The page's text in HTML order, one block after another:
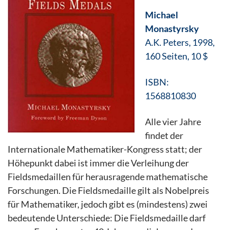
Michael
Monastyrsky
A.K. Peters, 1998,
160 Seiten, 10 $
ISBN:
1568810830
Alle vier Jahre
findet der
Internationale Mathematiker-Kongress statt; der
Höhepunkt dabei ist immer die Verleihung der
Fieldsmedaillen für herausragende mathematische
Forschungen. Die Fieldsmedaille gilt als Nobelpreis
für Mathematiker, jedoch gibt es (mindestens) zwei
bedeutende Unterschiede: Die Fieldsmedaille darf